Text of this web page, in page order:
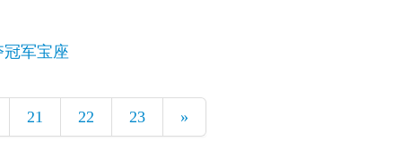
军宝座
21 22 23 »